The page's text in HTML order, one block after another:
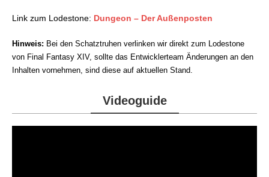
Link zum Lodestone: Dungeon – Der Außenposten
Hinweis: Bei den Schatztruhen verlinken wir direkt zum Lodestone
von Final Fantasy XIV, sollte das Entwicklerteam Änderungen an den
Inhalten vornehmen, sind diese auf aktuellen Stand.
Videoguide